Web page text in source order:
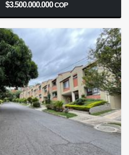
$3.500.000.000COP